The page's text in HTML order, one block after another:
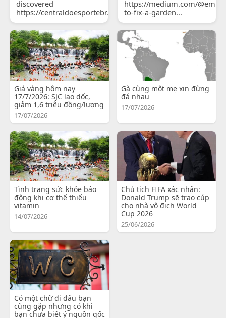
discovered
https://centraldoesportebr.substack.com/p/cucure...
https://medium.com/
to-fix-a-garden...
Giá vàng hôm nay
17/7/2026: SJC lao dốc,
giảm 1,6 triệu đồng/lượng
17/07/2026
Gà cùng một mẹ xin đừng
đá nhau
17/07/2026
Tình trạng sức khỏe báo
động khi cơ thể thiếu
vitamin
14/07/2026
Chủ tịch FIFA xác nhận:
Donald Trump sẽ trao cúp
cho nhà vô địch World
Cup 2026
25/06/2026
Có một chữ đi đâu bạn
cũng gặp nhưng có khi
bạn chưa biết ý nguồn gốc